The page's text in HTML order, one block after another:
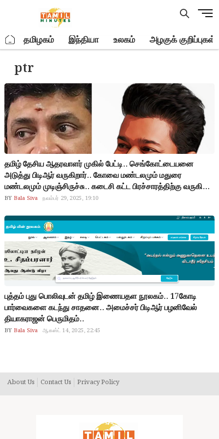
M
u
o
n
. தமிழகம் இந்தியா உலகம் அழகுக் குறிப்புகள்
ptr
தமிழ் தேசிய ஆதரவாளர் முகில் பேட்டி.. செங்கோட்டையனை
அடுத்து பிடிஆர் வருகிறார்.. கோவை மண்டலமும் மதுரை
மண்டலமும் முடிஞ்சிருச்சு.. கடைசி கட்ட பிரச்சாரத்திற்கு வருகிறார்
அஜித்.. திமுகவின் தற்போதைய எம்.எல்.ஏக்கள் சிலரே
வருகிறது..
BY Bala Siva நவம்பர் 29, 2025, 19:10
புத்தம் புது பொலிவுடன் தமிழ் இணையதள நூலகம்.. 17கோடி
பார்வைகளை கடந்து சாதனை.. அமைச்சர் பிடிஆர் பழனிவேல்
தியாகராஜன் பெருமிதம்..
BY Bala Siva ஆகஸ்ட் 14, 2025, 22:45
About Us Contact Us Privacy Policy